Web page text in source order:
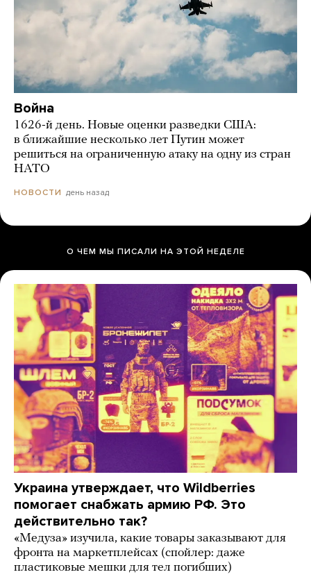
Война
1626-й день. Новые оценки разведки США:
в ближайшие несколько лет Путин может
решиться на ограниченную атаку на одну из стран
НАТО
НОВОСТИ день назад
О ЧЕМ МЫ ПИСАЛИ НА ЭТОЙ НЕДЕЛЕ
Украина утверждает, что Wildberries
помогает снабжать армию РФ. Это
действительно так?
«Медуза» изучила, какие товары заказывают для
фронта на маркетплейсах (спойлер: даже
пластиковые мешки для тел погибших)